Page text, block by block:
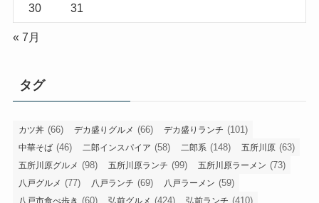
30 31
« 7月
タグ
カツ丼 (66) デカ盛りグルメ (66) デカ盛りランチ (101)
中華そば (46) 二郎インスパイア (58) 二郎系 (148) 五所川原 (63)
五所川原グルメ (98) 五所川原ランチ (99) 五所川原ラーメン (73)
八戸グルメ (77) 八戸ランチ (69) 八戸ラーメン (59)
八戸市食べ歩き (60) 弘前グルメ (424) 弘前ランチ (410)